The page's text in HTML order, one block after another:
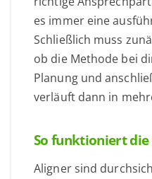
es immer eine
Schließlich muss
ob die Methode bei
Planung und
verläuft dann in
So funktioniert
Aligner sind